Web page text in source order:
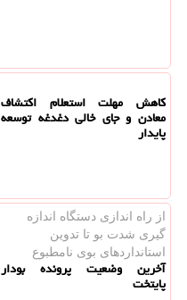
كاهش مهلت استعلام اكتشاف
معادن و جای خالی دغدغه توسعه
پایدار
از راه اندازی دستگاه اندازه
گیری شدت بو تا تدوین
استانداردهای بوی نامطبوع
آخرین وضعیت پرونده بودار
پایتخت